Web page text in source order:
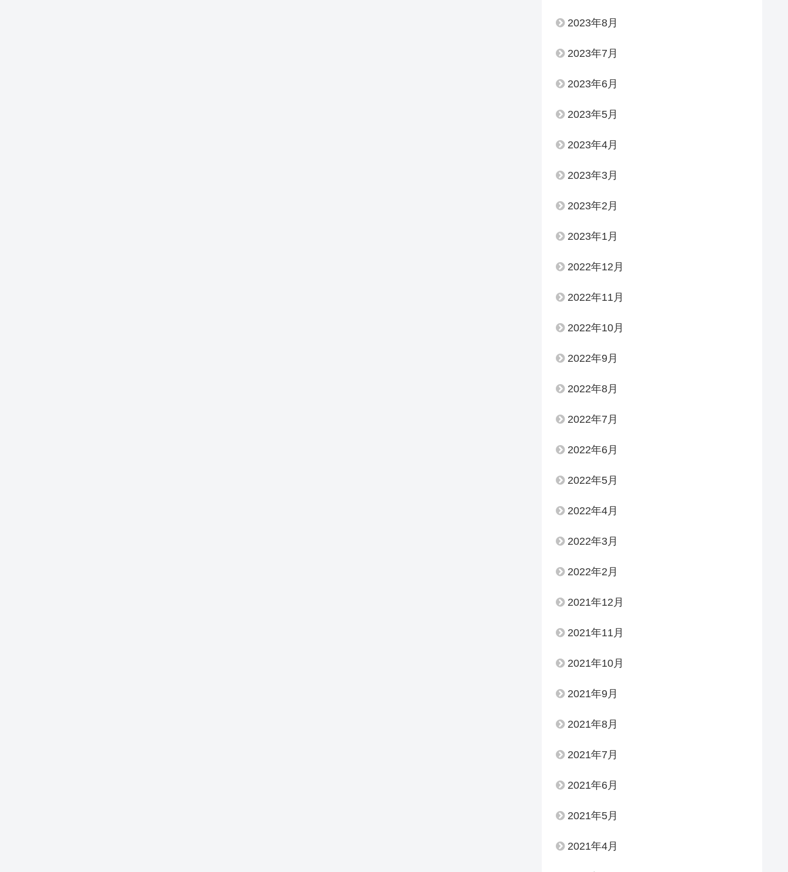
2023年8月
2023年7月
2023年6月
2023年5月
2023年4月
2023年3月
2023年2月
2023年1月
2022年12月
2022年11月
2022年10月
2022年9月
2022年8月
2022年7月
2022年6月
2022年5月
2022年4月
2022年3月
2022年2月
2021年12月
2021年11月
2021年10月
2021年9月
2021年8月
2021年7月
2021年6月
2021年5月
2021年4月